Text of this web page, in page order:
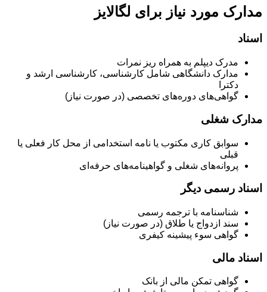
مدارک مورد نیاز برای لگالایز
اسناد
مدرک دیپلم به همراه ریز نمرات
مدارک دانشگاهی شامل کارشناسی، کارشناسی ارشد و
دکترا
گواهی‌های دوره‌های تخصصی (در صورت نیاز)
مدارک شغلی
سوابق کاری مکتوب یا نامه استخدامی از محل کار فعلی یا
قبلی
پروانه‌های شغلی و گواهینامه‌های حرفه‌ای
اسناد رسمی دیگر
شناسنامه با ترجمه رسمی
سند ازدواج یا طلاق (در صورت نیاز)
گواهی سوء پیشینه کیفری
اسناد مالی
گواهی تمکن مالی از بانک